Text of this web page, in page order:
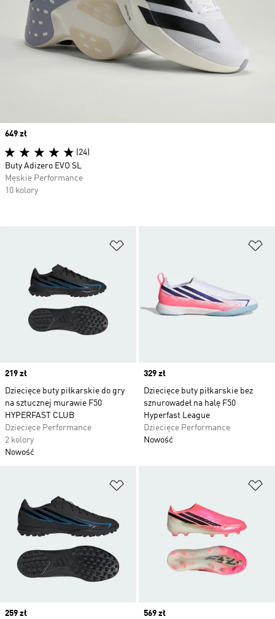
Price
219 zł
Dziecięce buty piłkarskie do gry
na sztucznej murawie F50
HYPERFAST CLUB
Dziecięce Performance
2 kolory
Nowość
Price
329 zł
Dziecięce buty piłkarskie bez
sznurowadeł na halę F50
Hyperfast League
Dziecięce Performance
Nowość
Price
259 zł
Price
569 zł
Price
649 zł
(24)
Buty Adizero EVO SL
Męskie Performance
10 kolory